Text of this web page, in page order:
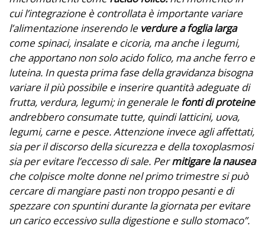
cui l’integrazione è controllata è importante variare
l’alimentazione inserendo le verdure a foglia larga
come spinaci, insalate e cicoria, ma anche i legumi,
che apportano non solo acido folico, ma anche ferro e
luteina. In questa prima fase della gravidanza bisogna
variare il più possibile e inserire quantità adeguate di
frutta, verdura, legumi; in generale le fonti di proteine
andrebbero consumate tutte, quindi latticini, uova,
legumi, carne e pesce. Attenzione invece agli affettati,
sia per il discorso della sicurezza e della toxoplasmosi
sia per evitare l’eccesso di sale. Permitigare la nausea
che colpisce molte donne nel primo trimestre si può
cercare di mangiare pasti non troppo pesanti e di
spezzare con spuntini durante la giornata per evitare
un carico eccessivo sulla digestione e sullo stomaco”.